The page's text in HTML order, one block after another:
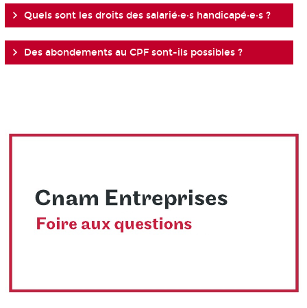
Quels sont les droits des salarié·e·s handicapé·e·s ?
Des abondements au CPF sont-ils possibles ?